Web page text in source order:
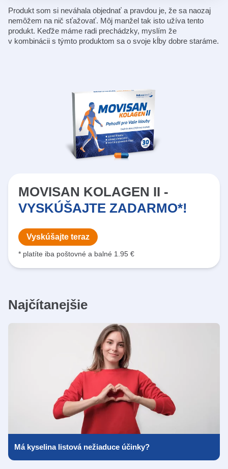
Produkt som si neváhala objednať a pravdou je, že sa naozaj
nemôžem na nič sťažovať. Môj manžel tak isto užíva tento
produkt. Keďže máme radi prechádzky, myslím že
v kombinácii s týmto produktom sa o svoje kĺby dobre staráme.
MOVISAN KOLAGEN II -
VYSKÚŠAJTE ZADARMO*!
Vyskúšajte teraz
* platíte iba poštovné a balné 1.95 €
Najčítanejšie
Má kyselina listová nežiaduce účinky?